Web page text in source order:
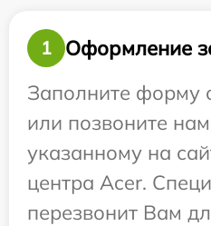
1
Оформление
Заполните форму
или позвоните
указанному на
центра Acer.
перезвонит Вам